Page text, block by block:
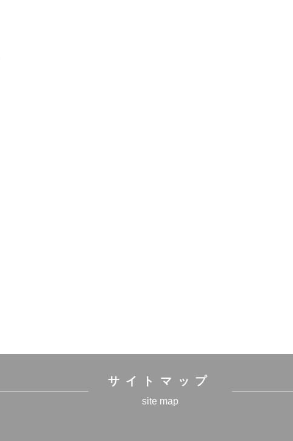
サイトマップ
site map